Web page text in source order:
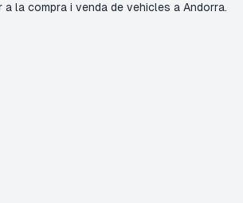
la compra i venda de vehicles a Andorra.